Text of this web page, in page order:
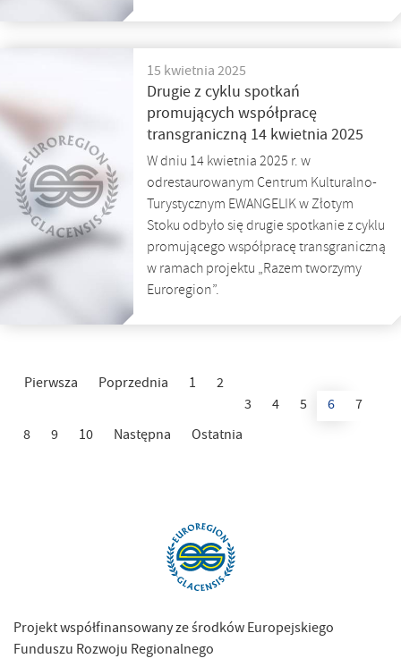
15 kwietnia 2025
Drugie z cyklu spotkań
promujących współpracę
transgraniczną 14 kwietnia 2025
W dniu 14 kwietnia 2025 r. w
odrestaurowanym Centrum Kulturalno-
Turystycznym EWANGELIK w Złotym
Stoku odbyło się drugie spotkanie z cyklu
promującego współpracę transgraniczną
w ramach projektu „Razem tworzymy
Euroregion”.
Pierwsza Poprzednia 1
2
3
4 5 6
7
8
9 10 Następna Ostatnia
Projekt współfinansowany ze środków Europejskiego
Funduszu Rozwoju Regionalnego